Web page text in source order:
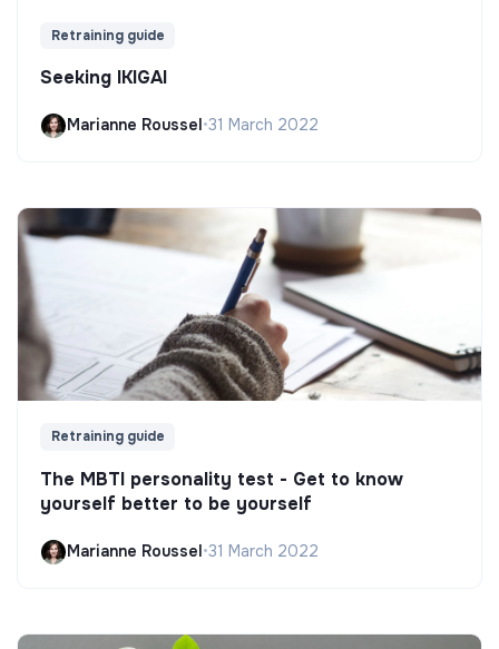
Retraining guide
Seeking IKIGAI
Marianne Roussel •31 March 2022
Retraining guide
The MBTI personality test - Get to know
yourself better to be yourself
Marianne Roussel•31 March 2022